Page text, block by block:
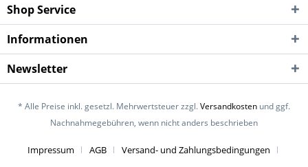
Shop Service
Informationen
Newsletter
* Alle Preise inkl. gesetzl. Mehrwertsteuer zzgl.Versandkosten und ggf.
Nachnahmegebühren, wenn nicht anders beschrieben
Impressum AGB
Versand- und Zahlungsbedingungen